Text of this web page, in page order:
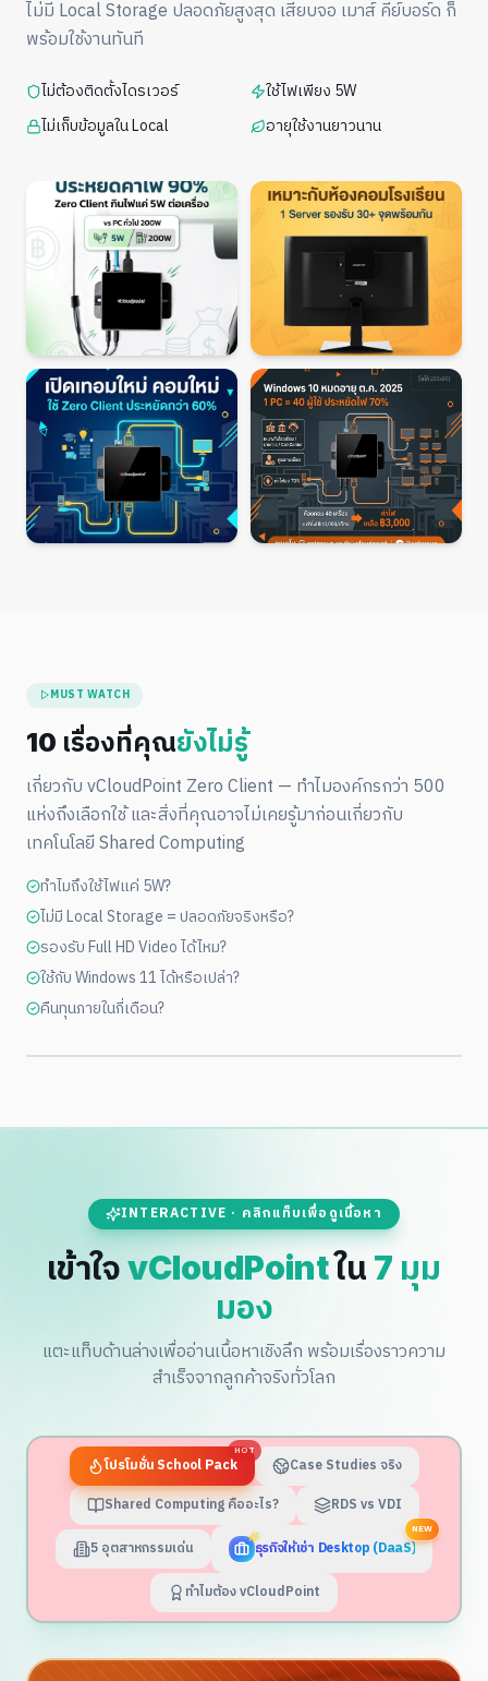
ไม่มี Local Storage ปลอดภัยสูงสุด เสียบจอ เมาส์ คีย์บอร์ด ก็
พร้อมใช้งานทันที
ไม่ต้องติดตั้งไดรเวอร์
ใช้ไฟเพียง 5W
ไม่เก็บข้อมูลใน Local
อายุใช้งานยาวนาน
MUST WATCH
10 เรื่องที่คุณยังไม่รู้
เกี่ยวกับ vCloudPoint Zero Client — ทำไมองค์กรกว่า 500
แห่งถึงเลือกใช้ และสิ่งที่คุณอาจไม่เคยรู้มาก่อนเกี่ยวกับ
เทคโนโลยี Shared Computing
ทำไมถึงใช้ไฟแค่ 5W?
ไม่มี Local Storage = ปลอดภัยจริงหรือ?
รองรับ Full HD Video ได้ไหม?
ใช้กับ Windows 11 ได้หรือเปล่า?
คืนทุนภายในกี่เดือน?
INTERACTIVE · คลิกแท็บเพื่อดูเนื้อหา
เข้าใจvCloudPointใน 7 มุม
มอง
แตะแท็บด้านล่างเพื่ออ่านเนื้อหาเชิงลึก พร้อมเรื่องราวความ
สำเร็จจากลูกค้าจริงทั่วโลก
โปรโมชั่น School Pack
HOT
Case Studies จริง
Shared Computing คืออะไร?
RDS vs VDI
5 อุตสาหกรรมเด่น ธุรกิจให้เช่า Desktop (DaaS)
NEW
ทำไมต้อง vCloudPoint